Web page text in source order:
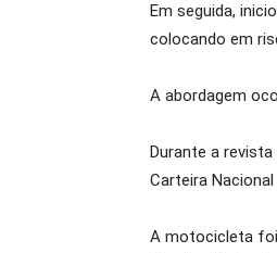
Em seguida,
colocando em
A abordagem
Durante a
Carteira
A motocicleta foi